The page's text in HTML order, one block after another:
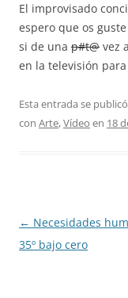
El improvisado
espero que os
si de una p#t@ vez
en la televisión
Esta entrada se
con Arte,Vídeo en 18
Navegación
de
← Necesidades
35º bajo cero